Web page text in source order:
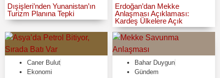
Dışişleri’nden Yunanistan’ın
Turizm Planına Tepki
Erdoğan’dan Mekke
Anlaşması Açıklaması:
Kardeş Ülkelere Açık
Caner Bulut
Ekonomi
Bahar Duygun
Gündem